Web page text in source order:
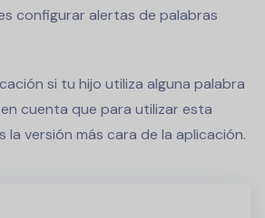
configurar alertas de palabras
si tu hijo utiliza alguna palabra
cuenta que para utilizar esta
la versión más cara de la aplicación.